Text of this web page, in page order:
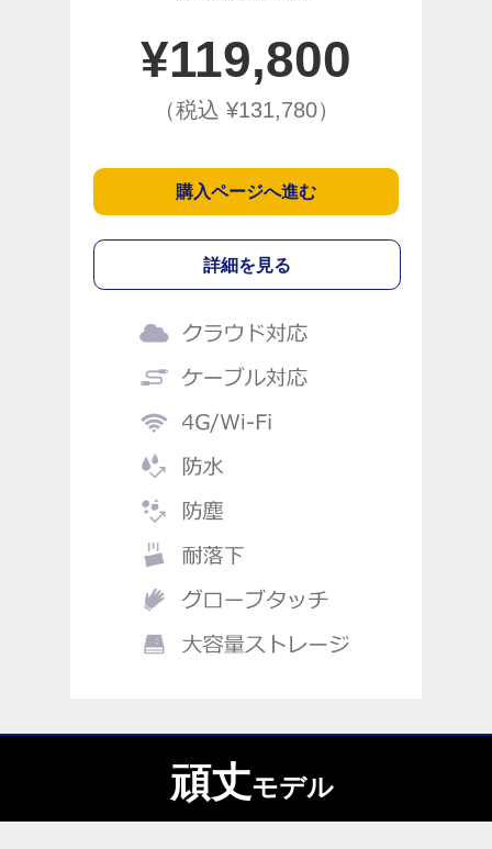
¥119,800
（税込 ¥131,780）
購入ページへ進む
詳細を見る
頑丈モデル